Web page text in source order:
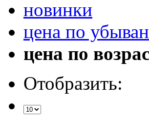
новинки
цена по
цена по
Отобразить: